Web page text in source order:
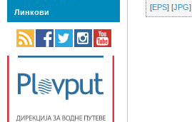
[EPS] [JPG]
Линкови